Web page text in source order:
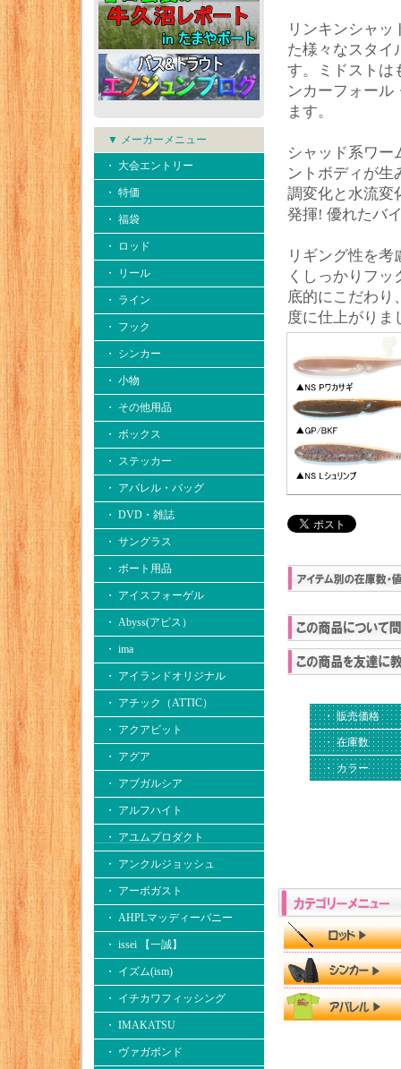
▼ メーカーメニュー
・ 大会エントリー
・ 特価
・ 福袋
・ ロッド
・ リール
・ ライン
・ フック
・ シンカー
・ 小物
・ その他用品
・ ボックス
・ ステッカー
・ アパレル・バッグ
・ DVD・雑誌
・ サングラス
・ ボート用品
・ アイスフォーゲル
・ Abyss(アビス）
・ ima
・ アイランドオリジナル
・ アチック（ATTIC）
・ アクアビット
・ アグア
・ アブガルシア
・ アルフハイト
・ アユムプロダクト
・ アンクルジョッシュ
・ アーボガスト
・ AHPLマッディーバニー
・ issei 【一誠】
・ イズム(ism)
・ イチカワフィッシング
・ IMAKATSU
・ ヴァガボンド
リンキンシャ
た様々なスタイ
す。ミドストは
ンカーフォール
ます。
シャッド系ワー
ントボディが生
調変化と水流変
発揮! 優れたバ
リギング性を
くしっかりフ
底的にこだわり
度に仕上がりま
・ 販売価格
・ 在庫数
・ カラー